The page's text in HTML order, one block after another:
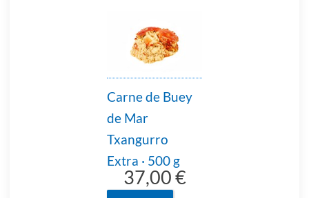
Carne de Buey
de Mar
Txangurro
Extra · 500 g
37,00 €